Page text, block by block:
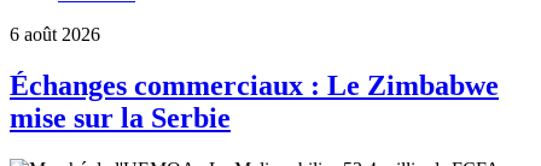
6 août 2026
Échanges commerciaux : Le Zimbabwe
mise sur la Serbie